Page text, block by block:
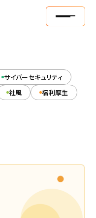
サイバーセキュリティ
社風 福利厚生